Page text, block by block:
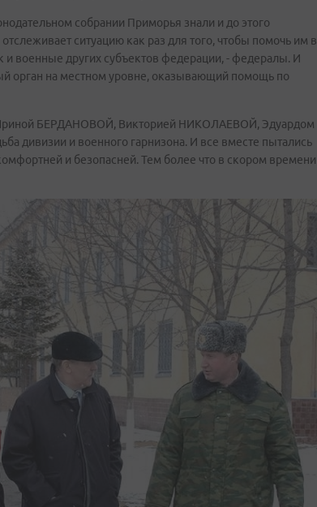
собрании Приморья знали и до этого
ситуацию как раз для того, чтобы помочь им в
военные других субъектов федерации, - федералы. И
орган на местном уровне, оказывающий помощь по
БЕРДАНОВОЙ, Викторией НИКОЛАЕВОЙ, Эдуардом
дивизии и военного гарнизона. И все вместе пытались
и безопасней. Тем более что в скором времени